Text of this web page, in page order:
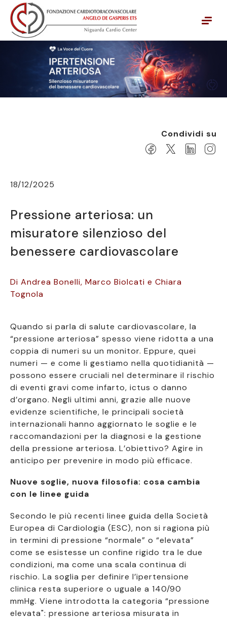
Vai alla navigazione principale
Vai al contenuto principale
Condividi su
18/12/2025
Pressione arteriosa: un
misuratore silenzioso del
benessere cardiovascolare
Di Andrea Bonelli, Marco Biolcati e Chiara
Tognola
Quando si parla di salute cardiovascolare, la
“pressione arteriosa” spesso viene ridotta a una
coppia di numeri su un monitor. Eppure, quei
numeri — e come li gestiamo nella quotidianità —
possono essere cruciali nel determinare il rischio
di eventi gravi come infarto, ictus o danno
d’organo. Negli ultimi anni, grazie alle nuove
evidenze scientifiche, le principali società
internazionali hanno aggiornato le soglie e le
raccomandazioni per la diagnosi e la gestione
della pressione arteriosa. L’obiettivo? Agire in
anticipo per prevenire in modo più efficace.
Nuove soglie, nuova filosofia: cosa cambia
con le linee guida
Secondo le più recenti linee guida della Società
Europea di Cardiologia (ESC), non si ragiona più
in termini di pressione “normale” o “elevata”
come se esistesse un confine rigido tra le due
condizioni, ma come una scala continua di
rischio. La soglia per definire l’ipertensione
clinica resta superiore o uguale a 140/90
mmHg. Viene introdotta la categoria “pressione
elevata": pressione arteriosa misurata in